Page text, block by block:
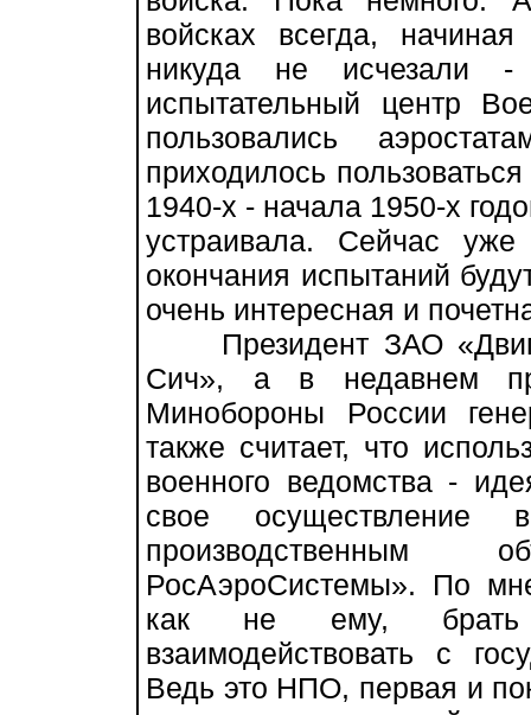
войсках всегда,
никуда не исчезали -
испытательный центр
пользовались
приходилось
1940-х - начала 1950-х
устраивала. Сейчас
окончания испытаний
очень интересная и
Президент ЗАО
Сич», а в недавнем
Минобороны России
также считает, что
военного ведомства -
свое осуществление
РосАэроСистемы». По
как не ему, брать
взаимодействовать с
Ведь это НПО, первая и